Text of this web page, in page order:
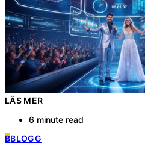
LÄS MER
6 minute read
BBLOGG